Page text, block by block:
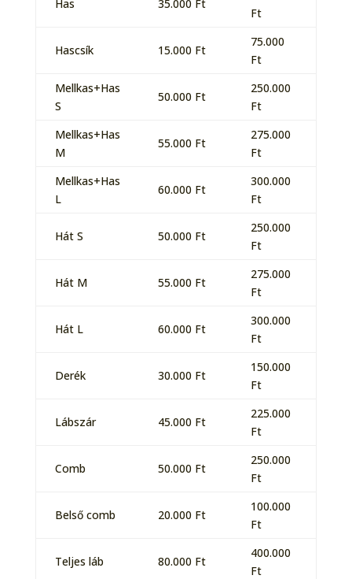
Has 35.000 Ft
Ft
Hascsík 15.000 Ft
75.000
Ft
Mellkas+Has
S
50.000 Ft
250.000
Ft
Mellkas+Has
M
55.000 Ft
275.000
Ft
Mellkas+Has
L
60.000 Ft
300.000
Ft
Hát S 50.000 Ft
250.000
Ft
Hát M 55.000 Ft
275.000
Ft
Hát L 60.000 Ft
300.000
Ft
Derék 30.000 Ft
150.000
Ft
Lábszár 45.000 Ft
225.000
Ft
Comb 50.000 Ft
250.000
Ft
Belső comb 20.000 Ft
100.000
Ft
Teljes láb 80.000 Ft
400.000
Ft